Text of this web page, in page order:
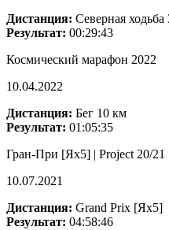
Дистанция: Северная ходьба
Результат: 00:29:43
Космический марафон 2022
10.04.2022
Дистанция: Бег 10 км
Результат: 01:05:35
Гран-При [Ях5] | Project 20/21
10.07.2021
Дистанция: Grand Prix [Ях5]
Результат: 04:58:46